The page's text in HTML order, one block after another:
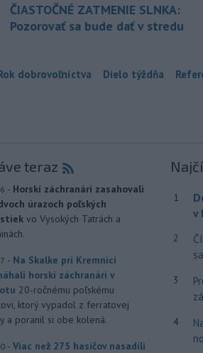
ČIASTOČNÉ ZATMENIE SLNKA:
Pozorovať sa bude dať v stredu
dobrovoľníctva Dielo týždňa
teraz
- Horskí záchranári zasahovali
úrazoch poľských
vo Vysokých Tatrách a
- Na Skalke pri Kremnici
horskí záchranári v
20-ročnému poľskému
ktorý vypadol z ferratovej
a poranil si obe kolená.
- Viac než 275 hasičov nasadili
1
v
2
3
4